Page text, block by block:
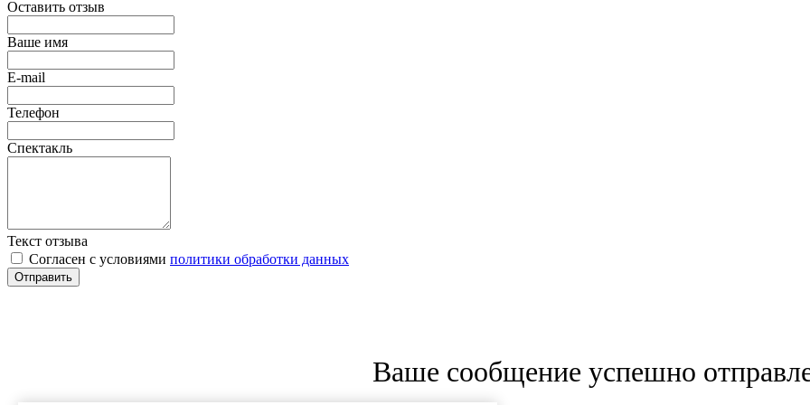
Оставить отзыв
Ваше имя
E-mail
Телефон
Спектакль
Текст отзыва
Согласен с условиями политики обработки данных
Отправить
Ваше сообщение успешно